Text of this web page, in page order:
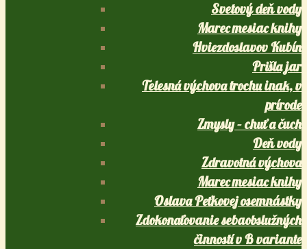
Svetový deň vody
Marec mesiac knihy
Hviezdoslavov Kubín
Prišla jar
Telesná výchova trochu inak, v
prírode
Zmysly – chuť a čuch
Deň vody
Zdravotná výchova
Marec mesiac knihy
Oslava Peťkovej osemnástky
Zdokonaľovanie sebaobslužných
činností v B variante